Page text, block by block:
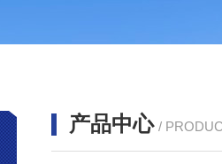
产品中心 /